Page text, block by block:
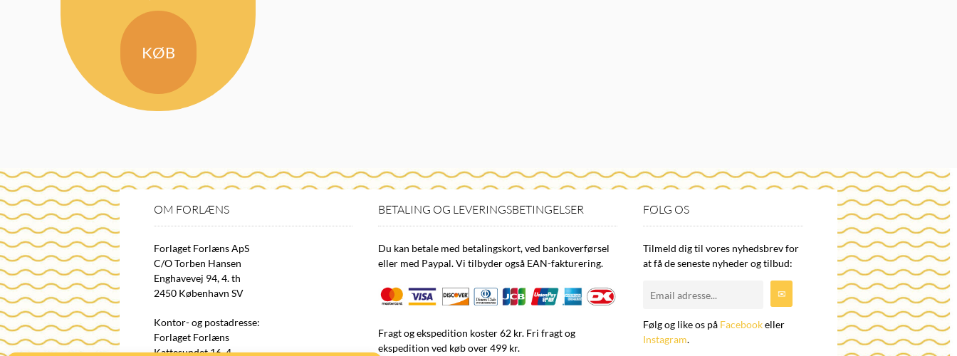
KØB
OM FORLÆNS
Forlaget Forlæns ApS
C/O Torben Hansen
Enghavevej 94, 4. th
2450 København SV
Kontor- og postadresse:
Forlaget Forlæns
Kattesundet 16, 4
BETALING OG LEVERINGSBETINGELSER
Du kan betale med betalingskort, ved bankoverførsel
eller med Paypal. Vi tilbyder også EAN-fakturering.
Fragt og ekspedition koster 62 kr. Fri fragt og
ekspedition ved køb over 499 kr.
FØLG OS
Tilmeld dig til vores nyhedsbrev for
at få de seneste nyheder og tilbud:
Følg og like os på Facebookeller
Instagram.